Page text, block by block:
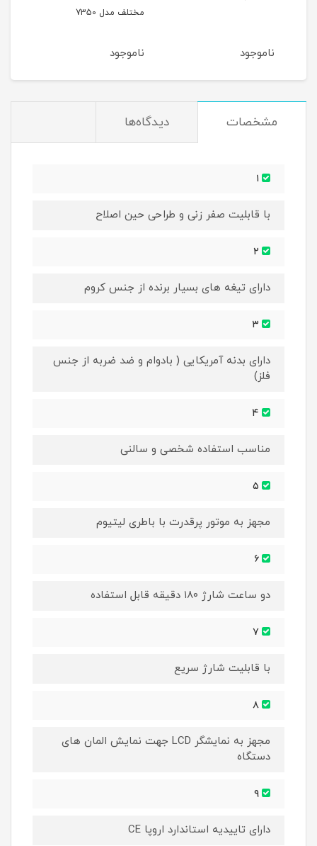
ناموجود
مختلف مدل 7350
ناموجود
مشخصات دیدگاه‌ها
با قابلیت صفر زنی و طراحی حین اصلاح
دارای تیغه های بسیار برنده از جنس کروم
دارای بدنه آمریکایی ( بادوام و ضد ضربه از جنس
فلز)
مناسب استفاده شخصی و سالنی
مجهز به موتور پرقدرت با باطری لیتیوم
دو ساعت شارژ ۱۸۰ دقیقه قابل استفاده
با قابلیت شارژ سریع
مجهز به نمایشگر LCD جهت نمایش المان های
دستگاه
دارای تاییدیه استاندارد اروپا CE